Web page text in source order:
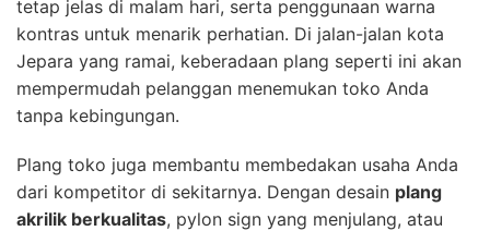
tetap jelas di malam hari, serta penggunaan warna
kontras untuk menarik perhatian. Di jalan-jalan kota
Jepara yang ramai, keberadaan plang seperti ini akan
mempermudah pelanggan menemukan toko Anda
tanpa kebingungan.
Plang toko juga membantu membedakan usaha Anda
dari kompetitor di sekitarnya. Dengan desain plang
akrilik berkualitas, pylon sign yang menjulang, atau